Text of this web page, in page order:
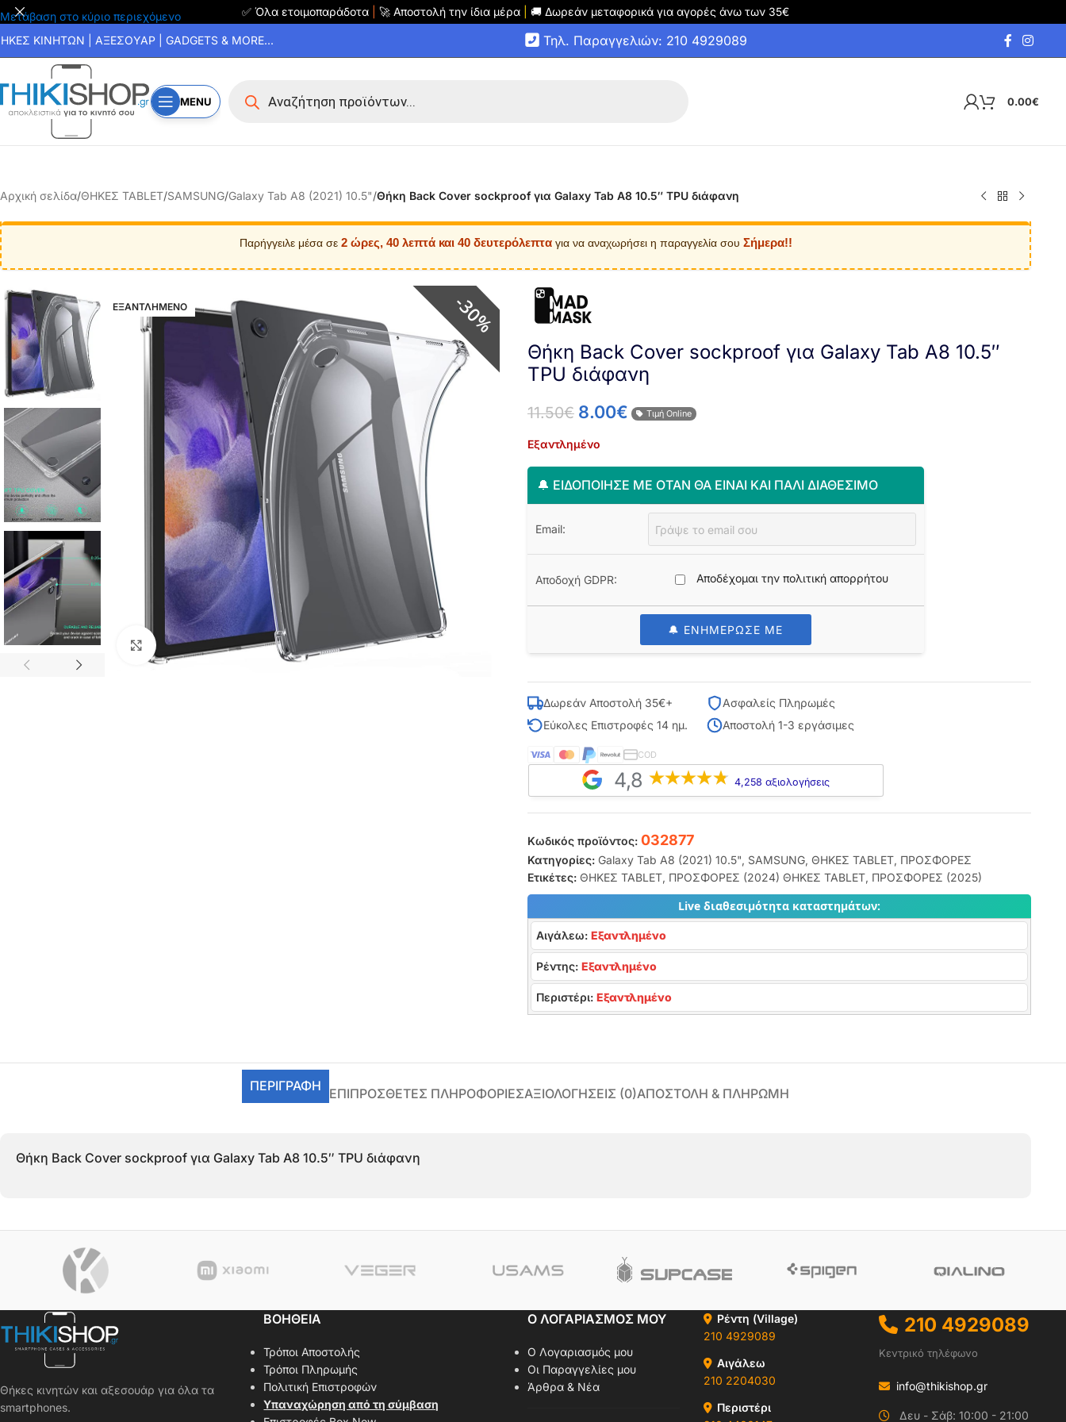
Μετάβαση στο κύριο περιεχόμενο ✅ Όλα ετοιμοπαράδοτα 🚀 Αποστολή την ίδια μέρα 🚚 Δωρεάν μεταφορικά για αγορές άνω των 35€
ΚΙΝΗΤΩΝ | ΑΞΕΣΟΥΑΡ | GADGETS & MORE... Τηλ. Παραγγελιών: 210 4929089
MENU 0.00€
Αρχική σελίδα/ΘΗΚΕΣ TABLET/SAMSUNG/Galaxy Tab A8 (2021) 10.5"/Θήκη Back Cover sockproof για Galaxy Tab A8 10.5″ TPU διάφανη
Παρήγγειλε μέσα σε 2 ώρες, 40 λεπτά και 40 δευτερόλεπταγια να αναχωρήσει η παραγγελία σου Σήμερα!!
ΕΞΑΝΤΛΗΜΕΝΟ 30%
Click to enlarge
Θήκη Back Cover sockproof για Galaxy Tab A8 10.5″
TPU διάφανη
11.50€ 8.00€ Τιμή Online
Εξαντλημένο
🔔 ΕΙΔΟΠΟΊΗΣΈ ΜΕ ΌΤΑΝ ΘΑ ΕΊΝΑΙ ΚΑΙ ΠΆΛΙ ΔΙΑΘΈΣΙΜΟ
Email:
Αποδοχή GDPR: Αποδέχομαι την πολιτική απορρήτου
🔔 ΕΝΗΜΕΡΩΣΕ ΜΕ
Δωρεάν Αποστολή 35€+
Ασφαλείς Πληρωμές
Εύκολες Επιστροφές 14 ημ.
Αποστολή 1-3 εργάσιμες
COD
4,8 4,258 αξιολογήσεις
Κωδικός προϊόντος: 032877
Κατηγορίες: Galaxy Tab A8 (2021) 10.5", SAMSUNG, ΘΗΚΕΣ TABLET, ΠΡΟΣΦΟΡΕΣ
Ετικέτες: ΘΗΚΕΣ TABLET, ΠΡΟΣΦΟΡΕΣ (2024) ΘΗΚΕΣ TABLET, ΠΡΟΣΦΟΡΕΣ (2025)
Live διαθεσιμότητα καταστημάτων:
Αιγάλεω: Εξαντλημένο
Ρέντης: Εξαντλημένο
Περιστέρι: Εξαντλημένο
ΠΕΡΙΓΡΑΦΉ ΕΠΙΠΡΌΣΘΕΤΕΣ ΠΛΗΡΟΦΟΡΊΕΣΑΞΙΟΛΟΓΉΣΕΙΣ (0)ΑΠΟΣΤΟΛΗ & ΠΛΗΡΩΜΗ
Θήκη Back Cover sockproof για Galaxy Tab A8 10.5″ TPU διάφανη
Θήκες κινητών και αξεσουάρ για όλα τα
smartphones.
ΒΟΗΘΕΙΑ
Τρόποι Αποστολής
Τρόποι Πληρωμής
Πολιτική Επιστροφών
Υπαναχώρηση από τη σύμβαση
Ο ΛΟΓΑΡΙΑΣΜΟΣ ΜΟΥ
Ο Λογαριασμός μου
Οι Παραγγελίες μου
Άρθρα & Νέα
Ρέντη (Village)
210 4929089
Αιγάλεω
210 2204030
Περιστέρι
210 4929089
Κεντρικό τηλέφωνο
info@thikishop.gr
Δευ - Σάβ: 10:00 - 21:00